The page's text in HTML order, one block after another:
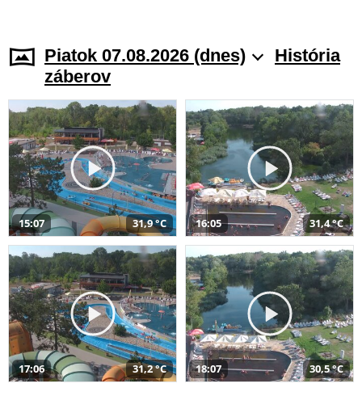
Piatok 07.08.2026 (dnes)
História
záberov
15:07 31,9 °C 16:05 31,4 °C
17:06 31,2 °C 18:07 30,5 °C